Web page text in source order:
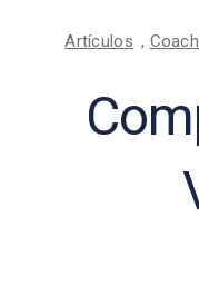
Artículos ,